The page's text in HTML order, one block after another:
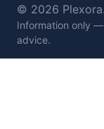
© 2026
Information only
advice.